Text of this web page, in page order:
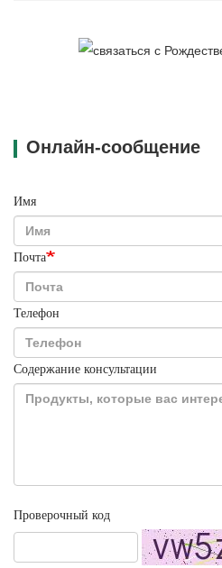
Онлайн-сообщение
Имя
Почта
Телефон
Содержание консультации
Проверочный код